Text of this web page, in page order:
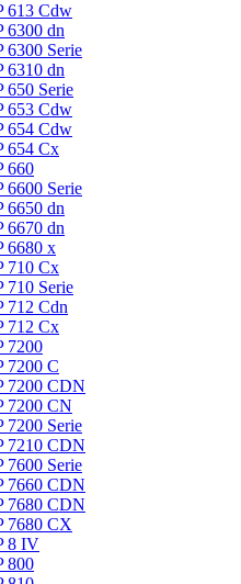
613 Cdw
6300 dn
Serie
6310 dn
Serie
653 Cdw
654 Cdw
654 Cx
660
Serie
6650 dn
6670 dn
6680 x
710 Cx
Serie
712 Cdn
712 Cx
7200
7200 C
7200 CDN
7200 CN
Serie
7210 CDN
Serie
7660 CDN
7680 CDN
7680 CX
8 IV
800